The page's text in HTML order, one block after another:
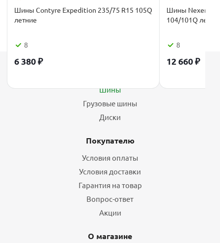
Шины Contyre Expedition 235/75 R15 105Q
летние
8
6 380₽
Шины Nexen
104/101Q
8
12 660₽
Шины
Грузовые шины
Диски
Покупателю
Условия оплаты
Условия доставки
Гарантия на товар
Вопрос-ответ
Акции
О магазине